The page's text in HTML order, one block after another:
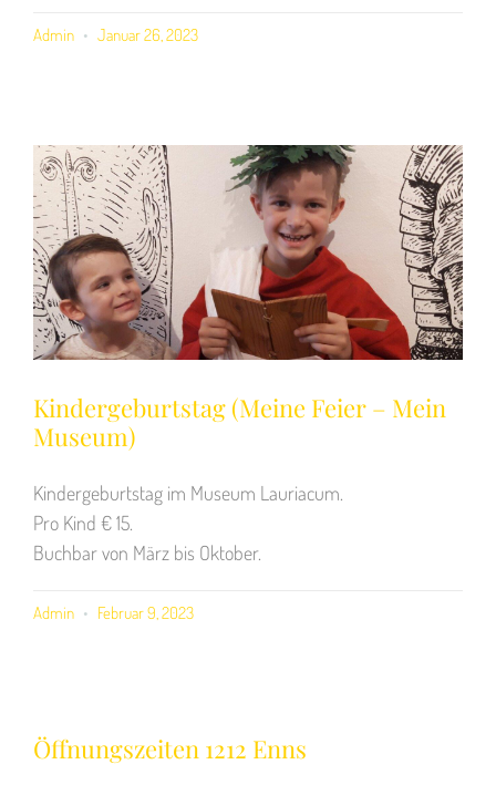
Admin Januar 26, 2023
Kindergeburtstag (Meine Feier – Mein
Museum)
Kindergeburtstag im Museum Lauriacum.
Pro Kind € 15.
Buchbar von März bis Oktober.
Admin Februar 9, 2023
Öffnungszeiten 1212 Enns